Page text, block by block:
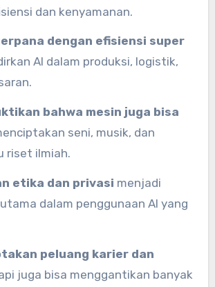
dan kenyamanan.
dengan efisiensi super
AI dalam produksi, logistik,
bahwa mesin juga bisa
seni, musik, dan
riset ilmiah.
etika dan privasi menjadi
dalam penggunaan AI yang
peluang karier dan
juga bisa menggantikan banyak